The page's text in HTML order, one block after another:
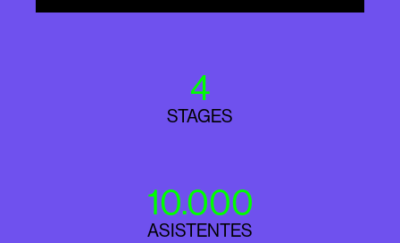
4
STAGES
10.000
ASISTENTES